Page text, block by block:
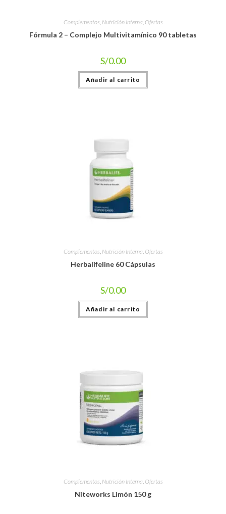
Complementos Nutrición Interna Ofertas
Fórmula 2 – Complejo Multivitamínico 90 tabletas
S/0.00
Añadir al carrito
Complementos, Nutrición Interna, Ofertas
Herbalifeline 60 Cápsulas
S/0.00
Añadir al carrito
Complementos Nutrición Interna Ofertas
Niteworks Limón 150 g